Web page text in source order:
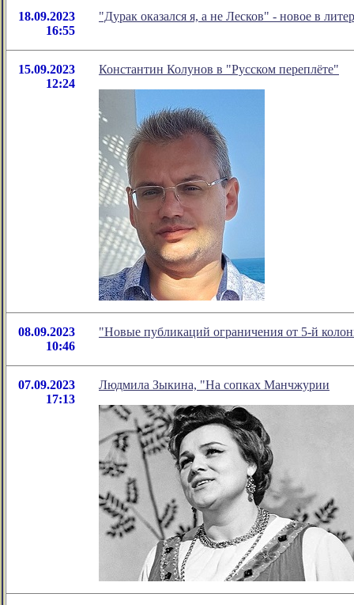
18.09.2023
16:55
"Дурак оказался я, а не Лесков" - новое в
15.09.2023
12:24
Константин Колунов в "Русском переплёте"
08.09.2023
10:46
"Новые публикаций ограничения от 5-й
07.09.2023
17:13
Людмила Зыкина, "На сопках Манчжурии